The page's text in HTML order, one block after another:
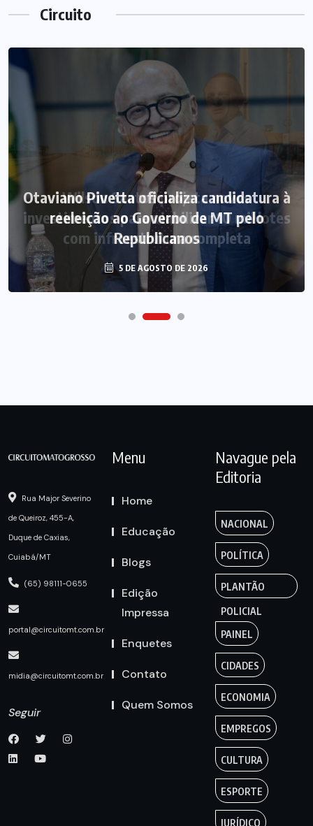
Circuito
Otaviano Pivetta oficializa candidatura à
reeleição ao Governo de MT pelo
Republicanos
5 DE AGOSTO DE 2026
Rua Major Severino
de Queiroz, 455-A,
Duque de Caxias,
Cuiabá/MT
(65) 98111-0655
portal@circuitomt.com.br
midia@circuitomt.com.br
Seguir
Menu
Home
Educação
Blogs
Edição
Impressa
Enquetes
Contato
Quem Somos
Navague pela
Editoria
NACIONAL
POLÍTICA
PLANTÃO
POLICIAL
PAINEL
CIDADES
ECONOMIA
EMPREGOS
CULTURA
ESPORTE
JURÍDICO